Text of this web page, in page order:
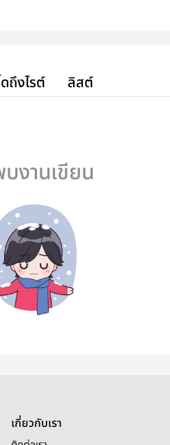
ถึงไรต์ ลิสต์
งานเขียน
เกี่ยวกับเรา